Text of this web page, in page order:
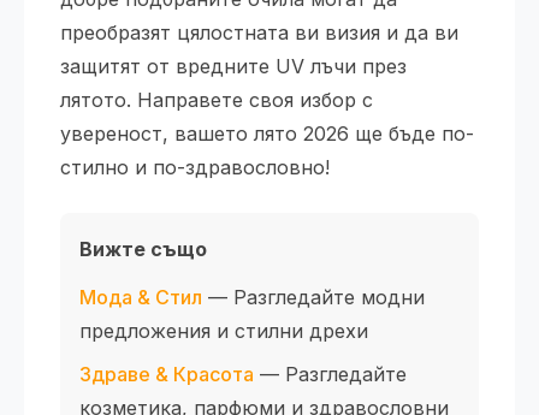
преобразят цялостната ви визия и да ви
защитят от вредните UV лъчи през
лятото. Направете своя избор с
увереност, вашето лято 2026 ще бъде по-
стилно и по-здравословно!
Вижте също
Мода & Стил — Разгледайте модни
предложения и стилни дрехи
Здраве & Красота — Разгледайте
козметика, парфюми и здравословни